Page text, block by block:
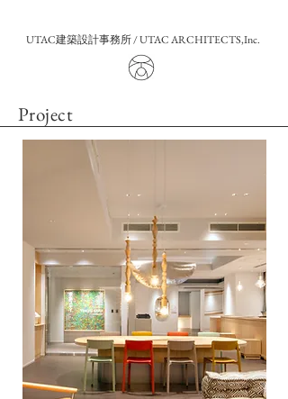
UTAC建築設計事務所 / UTAC ARCHITECTS,Inc.
Project